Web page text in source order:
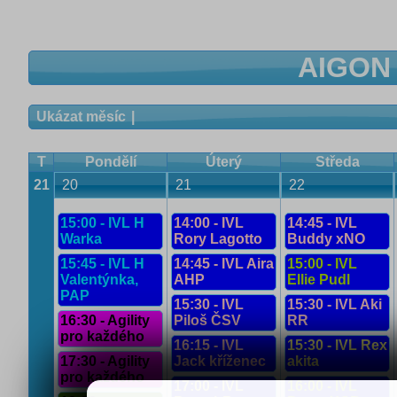
Ukázat měsíc
T Pondělí Úterý
Středa
21
20
15:00 - IVL H
Warka
15:45 - IVL H
Valentýnka,
PAP
16:30 - Agility
pro každého
17:30 - Agility
pro každého
21
14:00 - IVL
Rory Lagotto
14:45 - IVL Aira
AHP
15:30 - IVL
Piloš ČSV
16:15 - IVL
Jack kříženec
22
14:45 - IVL
Buddy xNO
15:00 - IVL
Ellie Pudl
15:30 - IVL Aki
RR
15:30 - IVL Rex
akita